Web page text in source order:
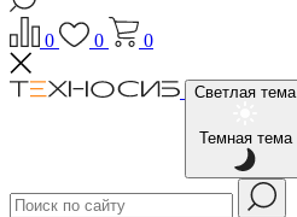
0 0 0
Светлая тема
Темная тема